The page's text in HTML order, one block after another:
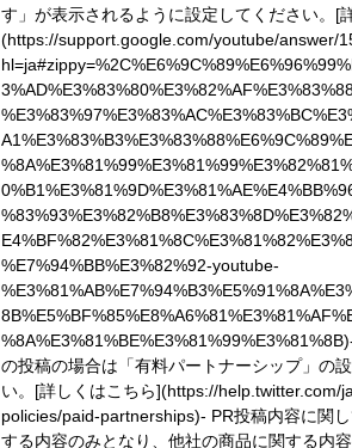
す」が表示されるように設定してください。 [
(https://support.google.com/youtube/answer/
%E7%94%BB%E3%82%92-youtube-
%8A%E3%81%BE%E3%81%99%E3%81%8B)
の投稿の場合は「有料パートナーシップ」の
い。 [詳しくはこちら](https://help.twitter.com/
policies/paid-partnerships)- PR投稿内容に関
する内容のみとなり、他社の商品に関する内